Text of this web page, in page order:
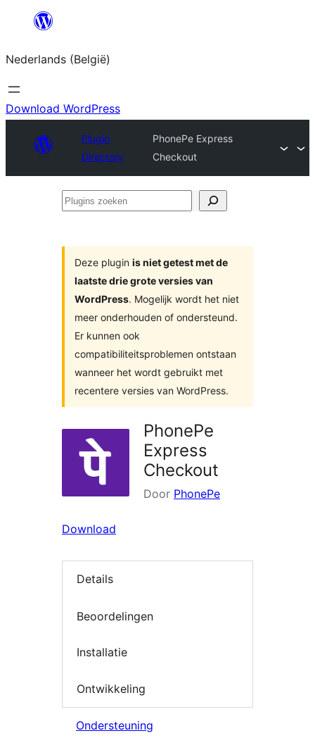
Spring
de
inhoud
Nederlands (België)
Download WordPress
Plugin
Directory
PhonePe Express
Checkout
Plugins
Deze plugin is niet getest met de
laatste drie grote versies van
WordPress. Mogelijk wordt het niet
meer onderhouden of ondersteund.
Er kunnen ook
compatibiliteitsproblemen ontstaan
wanneer het wordt gebruikt met
recentere versies van WordPress.
PhonePe
Express
Checkout
Door PhonePe
Download
Details
Beoordelingen
Installatie
Ontwikkeling
Ondersteuning